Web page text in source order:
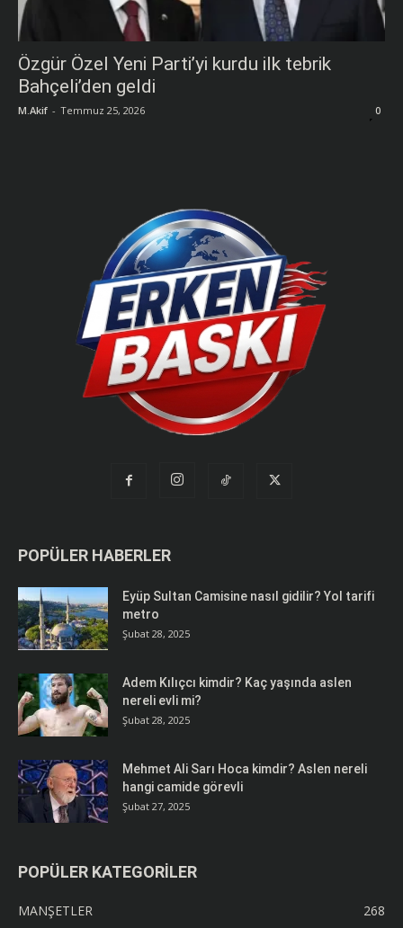
Özgür Özel Yeni Parti’yi kurdu ilk tebrik
Bahçeli’den geldi
M.Akif - Temmuz 25, 2026 0
POPÜLER HABERLER
Eyüp Sultan Camisine nasıl gidilir? Yol tarifi
metro
Şubat 28, 2025
Adem Kılıçcı kimdir? Kaç yaşında aslen
nereli evli mi?
Şubat 28, 2025
Mehmet Ali Sarı Hoca kimdir? Aslen nereli
hangi camide görevli
Şubat 27, 2025
POPÜLER KATEGORİLER
MANŞETLER 268